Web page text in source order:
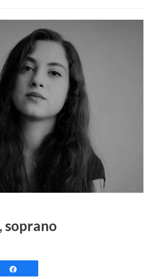
soprano